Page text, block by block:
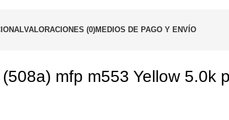
VALORACIONES (0)MEDIOS DE PAGO Y ENVÍO
mfp m553 Yellow 5.0k